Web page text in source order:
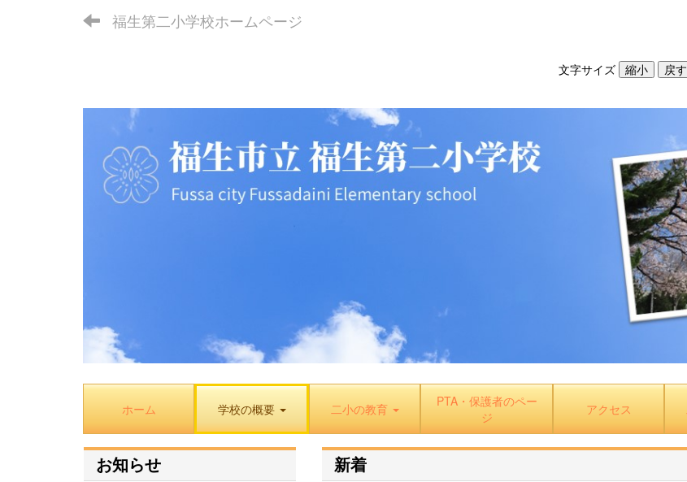
福生第二小学校ホームページ
文字サイズ
ホーム 学校の概要 二小の教育
PTA・保護者のペー
ジ
アクセス
新着
お知らせ